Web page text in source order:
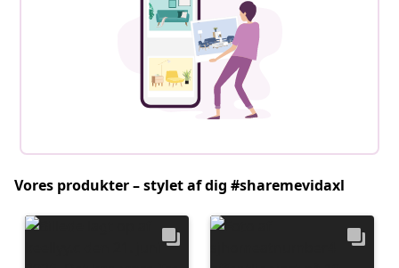
Vores produkter – stylet af dig #sharemevidaxl